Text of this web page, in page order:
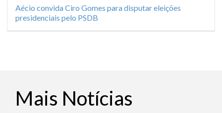
Aécio convida Ciro Gomes para disputar eleições
presidenciais pelo PSDB
Mais Notícias